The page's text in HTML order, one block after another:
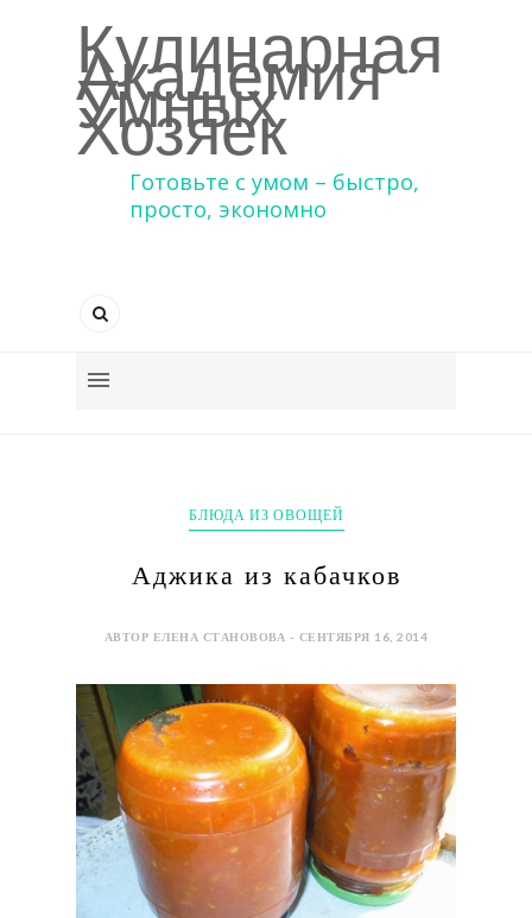
Кулинарная
Академия
Умных
Хозяек
Готовьте с умом – быстро,
просто, экономно
БЛЮДА ИЗ ОВОЩЕЙ
Аджика из кабачков
АВТОР ЕЛЕНА СТАНОВОВА - СЕНТЯБРЯ 16, 2014